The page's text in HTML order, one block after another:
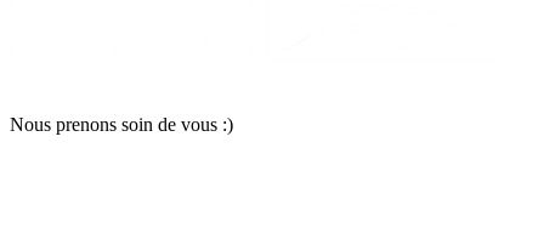
Nous prenons soin de vous :)